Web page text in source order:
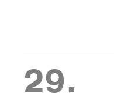
29.